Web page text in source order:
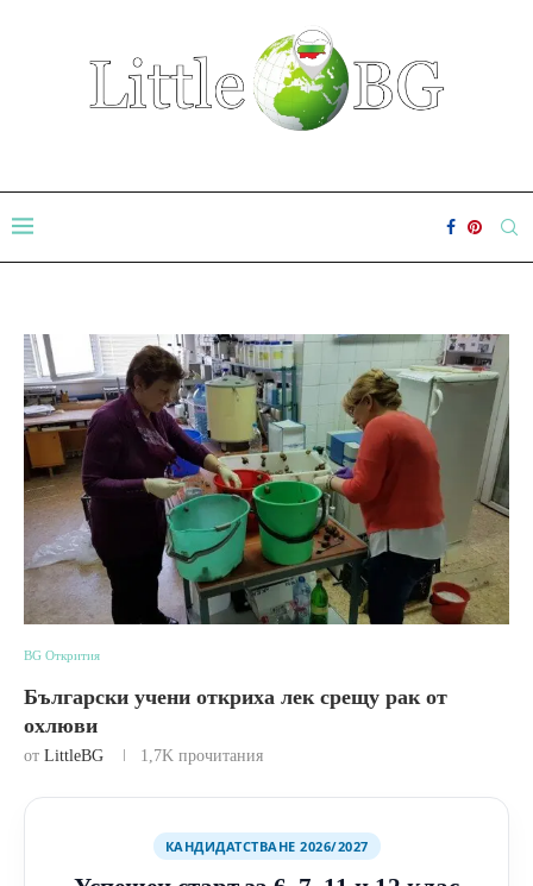
BG Открития
Български учени откриха лек срещу рак от
охлюви
от LittleBG 1,7K прочитания
КАНДИДАТСТВАНЕ 2026/2027